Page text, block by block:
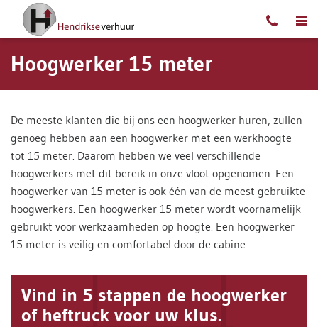
Ga naar content
Hoogwerker 15 meter
De meeste klanten die bij ons een hoogwerker huren, zullen
genoeg hebben aan een hoogwerker met een werkhoogte
tot 15 meter. Daarom hebben we veel verschillende
hoogwerkers met dit bereik in onze vloot opgenomen. Een
hoogwerker van 15 meter is ook één van de meest gebruikte
hoogwerkers. Een hoogwerker 15 meter wordt voornamelijk
gebruikt voor werkzaamheden op hoogte. Een hoogwerker
15 meter is veilig en comfortabel door de cabine.
Vind in 5 stappen de hoogwerker
of heftruck voor uw klus.